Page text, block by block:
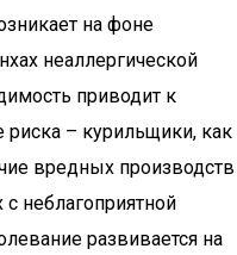
на фоне
неаллергической
приводит к
– курильщики, как
вредных производств
неблагоприятной
развивается на